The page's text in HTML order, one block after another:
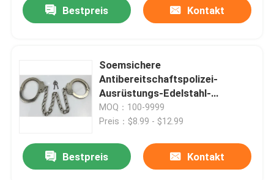
Bestpreis Kontakt
Soemsichere
Antibereitschaftspolizei-
Ausrüstungs-Edelstahl-
Handschelle
MOQ：100-9999
Preis：$8.99 - $12.99
Bestpreis Kontakt